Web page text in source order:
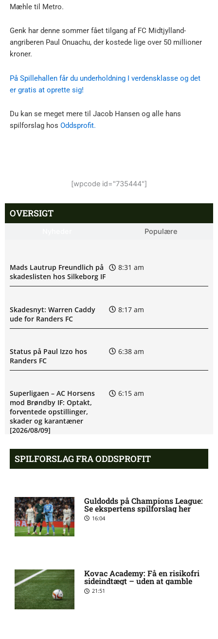
Mæhle til Metro.
Genk har denne sommer fået tilgang af FC Midtjylland-
angriberen Paul Onuachu, der kostede lige over 50 millioner
kroner.
På Spillehallen får du underholdning I verdensklasse og det
er gratis at oprette sig!
Du kan se meget mere til Jacob Hansen og alle hans
spilforslag hos Oddsprofit.
[wpcode id="735444"]
OVERSIGT
Populære
Mads Lautrup Freundlich på
skadeslisten hos Silkeborg IF
8:31 am
Skadesnyt: Warren Caddy
ude for Randers FC
8:17 am
Status på Paul Izzo hos
Randers FC
6:38 am
Superligaen – AC Horsens
mod Brøndby IF: Optakt,
forventede opstillinger,
skader og karantæner
[2026/08/09]
6:15 am
Superligaen – Randers FC
karantæner [2026/08/09]
6:08 am
Pontus Anders Rödin misser
1. Division – Hvidovre IF mod
Esbjerg fB: Optakt
[2026/08/09]
5:31 am
SPILFORSLAG FRA ODDSPROFIT
Guldodds på Champions League:
Se ekspertens spilforslag her
16:04
Kovac Academy: Få en risikofri
sideindtægt – uden at gamble
21:51